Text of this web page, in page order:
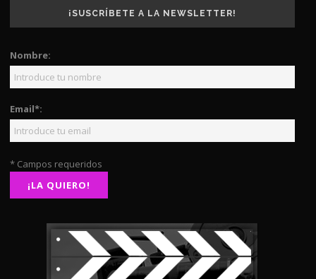
¡SUSCRÍBETE A LA NEWSLETTER!
Nombre:
Email*:
* Campos requeridos